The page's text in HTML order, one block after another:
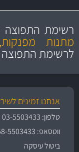
מקצועיות
ושירות מצויין
רשימת התפוצה
מתנות
לרשימת התפוצה
אנחנו זמינים
טלפון: 03-5503433
ווטסאפ: 058-5503433
ביטול עיסקה